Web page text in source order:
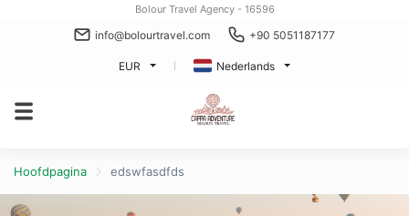
Bolour Travel Agency - 16596
info@bolourtravel.com +90 5051187177
EUR Nederlands
Hoofdpagina edswfasdfds